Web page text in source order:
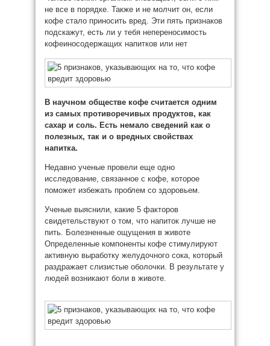
не все в порядке. Также и не молчит он, если
кофе стало приносить вред. Эти пять признаков
подскажут, есть ли у тебя непереносимость
кофеиносодержащих напитков или нет
В научном обществе кофе считается одним
из самых противоречивых продуктов, как
сахар и соль. Есть немало сведений как о
полезных, так и о вредных свойствах
напитка.
Недавно ученые провели еще одно
исследование, связанное с кофе, которое
поможет избежать проблем со здоровьем.
Ученые выяснили, какие 5 факторов
свидетельствуют о том, что напиток лучше не
пить. Болезненные ощущения в животе
Определенные компоненты кофе стимулируют
активную выработку желудочного сока, который
раздражает слизистые оболочки. В результате у
людей возникают боли в животе.